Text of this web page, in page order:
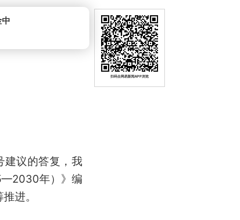
建议的答复，我
年）》编
进。
扫码去网易新闻APP浏览